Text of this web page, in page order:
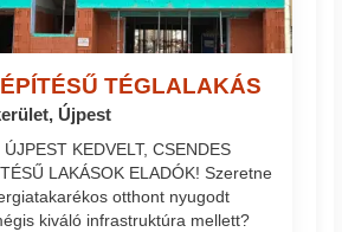
TÉGLALAKÁS
Újpest
KEDVELT, CSENDES
LAKÁSOK ELADÓK! Szeretne
otthont nyugodt
kiváló infrastruktúra mellett?